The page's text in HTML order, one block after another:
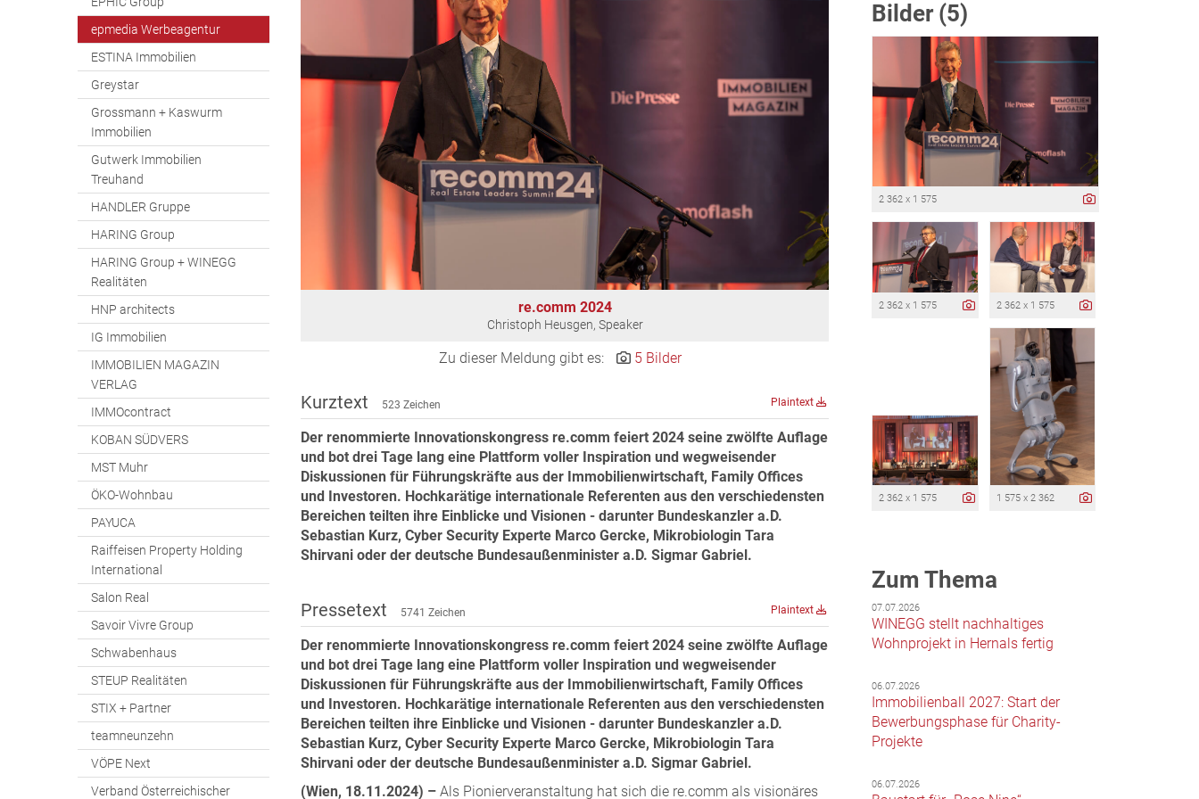
epmedia Werbeagentur
ESTINA Immobilien
Greystar
Grossmann + Kaswurm
Immobilien
Gutwerk Immobilien
Treuhand
HANDLER Gruppe
HARING Group
HARING Group + WINEGG
Realitäten
HNP architects
IG Immobilien
IMMOBILIEN MAGAZIN
VERLAG
IMMOcontract
KOBAN SÜDVERS
MST Muhr
ÖKO-Wohnbau
PAYUCA
Raiffeisen Property Holding
International
Salon Real
Savoir Vivre Group
Schwabenhaus
STEUP Realitäten
STIX + Partner
teamneunzehn
VÖPE Next
Verband Österreichischer
re.comm 2024
Christoph Heusgen, Speaker
Zu dieser Meldung gibt es: 5 Bilder
Kurztext 523 Zeichen Plaintext
Der renommierte Innovationskongress re.comm feiert 2024 seine zwölfte Auflage
und bot drei Tage lang eine Plattform voller Inspiration und wegweisender
Diskussionen für Führungskräfte aus der Immobilienwirtschaft, Family Offices
und Investoren. Hochkarätige internationale Referenten aus den verschiedensten
Bereichen teilten ihre Einblicke und Visionen - darunter Bundeskanzler a.D.
Sebastian Kurz, Cyber Security Experte Marco Gercke, Mikrobiologin Tara
Shirvani oder der deutsche Bundesaußenminister a.D. Sigmar Gabriel.
Pressetext 5741 Zeichen Plaintext
Der renommierte Innovationskongress re.comm feiert 2024 seine zwölfte Auflage
und bot drei Tage lang eine Plattform voller Inspiration und wegweisender
Diskussionen für Führungskräfte aus der Immobilienwirtschaft, Family Offices
und Investoren. Hochkarätige internationale Referenten aus den verschiedensten
Bereichen teilten ihre Einblicke und Visionen - darunter Bundeskanzler a.D.
Sebastian Kurz, Cyber Security Experte Marco Gercke, Mikrobiologin Tara
Shirvani oder der deutsche Bundesaußenminister a.D. Sigmar Gabriel.
(Wien, 18.11.2024) – Als Pionierveranstaltung hat sich die re.comm als visionäres
Bilder (5)
2 362 x 1 575
2 362 x 1 575 2 362 x 1 575
2 362 x 1 575 1 575 x 2 362
Zum Thema
07.07.2026
WINEGG stellt nachhaltiges
Wohnprojekt in Hernals fertig
06.07.2026
Immobilienball 2027: Start der
Bewerbungsphase für Charity-
Projekte
06.07.2026